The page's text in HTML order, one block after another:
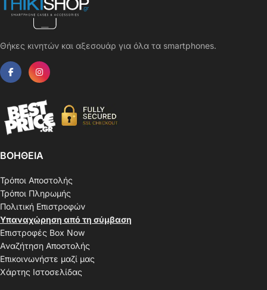
Θήκες κινητών και αξεσουάρ για όλα τα smartphones.
ΒΟΗΘΕΙΑ
Τρόποι Αποστολής
Τρόποι Πληρωμής
Πολιτική Επιστροφών
Υπαναχώρηση από τη σύμβαση
Επιστροφές Box Now
Αναζήτηση Αποστολής
Επικοινωνήστε μαζί μας
Χάρτης Ιστοσελίδας